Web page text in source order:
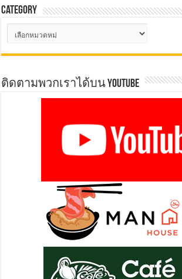
Category
Category
ติดตามพวกเราได้บน YOUTUBE